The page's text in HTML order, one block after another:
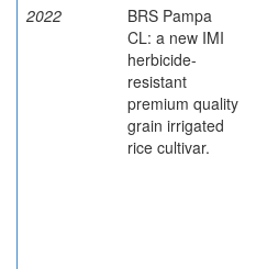
2022
BRS Pampa
CL: a new IMI
herbicide-
resistant
premium quality
grain irrigated
rice cultivar.